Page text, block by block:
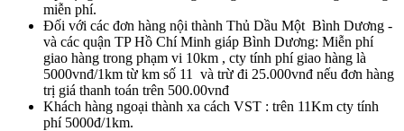
miễn phí.
Đối với các đơn hàng nội thành Thủ Dầu Một Bình Dương -
và các quận TP Hồ Chí Minh giáp Bình Dương: Miễn phí
giao hàng trong phạm vi 10km , cty tính phí giao hàng là
5000vnđ/1km từ km số 11 và trừ đi 25.000vnđ nếu đơn hàng
trị giá thanh toán trên 500.00vnđ
Khách hàng ngoại thành xa cách VST : trên 11Km cty tính
phí 5000đ/1km.